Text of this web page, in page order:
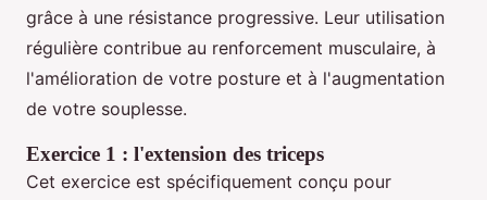
grâce à une résistance progressive. Leur utilisation
régulière contribue au renforcement musculaire, à
l'amélioration de votre posture et à l'augmentation
de votre souplesse.
Exercice 1 : l'extension des triceps
Cet exercice est spécifiquement conçu pour